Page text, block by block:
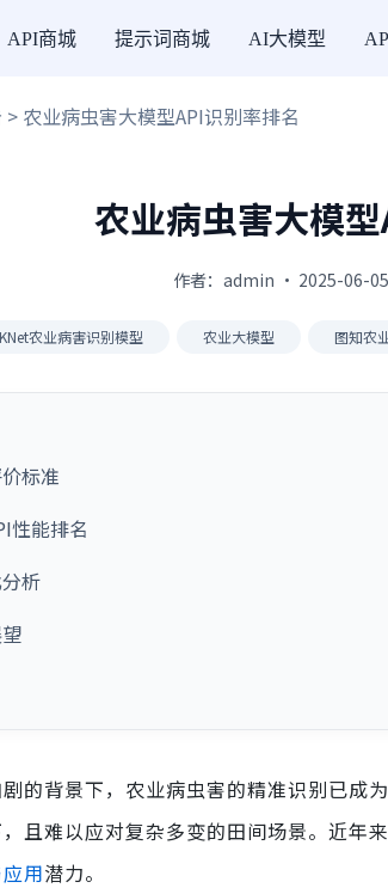
API商城 提示词商城 AI大模型
> 农业病虫害大模型API识别率排名
农业病虫害大模
作者：admin · 2025-06-
农业病害识别模型 农业大模型 图知农
标准
性能排名
析
的背景下，农业病虫害的精准识别已成
且难以应对复杂多变的田间场景。近年
用潜力。